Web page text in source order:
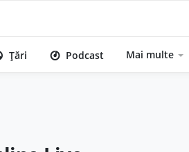
Țări Podcast Mai multe